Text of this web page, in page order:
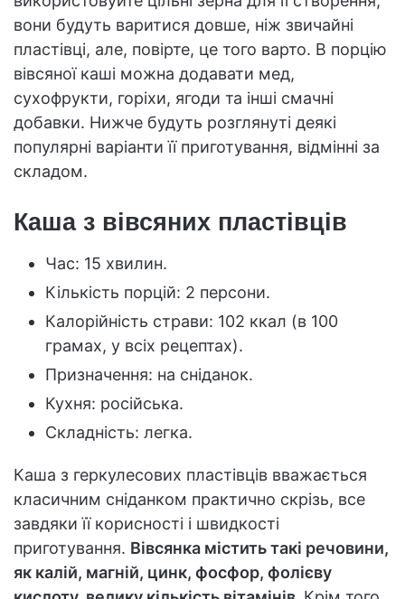
вони будуть варитися довше, ніж звичайні
пластівці, але, повірте, це того варто. В порцію
вівсяної каші можна додавати мед,
сухофрукти, горіхи, ягоди та інші смачні
добавки. Нижче будуть розглянуті деякі
популярні варіанти її приготування, відмінні за
складом.
Каша з вівсяних пластівців
Час: 15 хвилин.
Кількість порцій: 2 персони.
Калорійність страви: 102 ккал (в 100
грамах, у всіх рецептах).
Призначення: на сніданок.
Кухня: російська.
Складність: легка.
Каша з геркулесових пластівців вважається
класичним сніданком практично скрізь, все
завдяки її корисності і швидкості
приготування. Вівсянка містить такі речовини,
як калій, магній, цинк, фосфор, фолієву